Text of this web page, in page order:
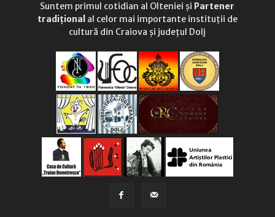
Suntem primul cotidian al Olteniei și Partener
tradițional al celor mai importante instituții de
cultură din Craiova și județul Dolj